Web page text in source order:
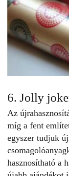
6. Jolly
Az
míg a fent
egyszer tudjuk
hasznosítható a